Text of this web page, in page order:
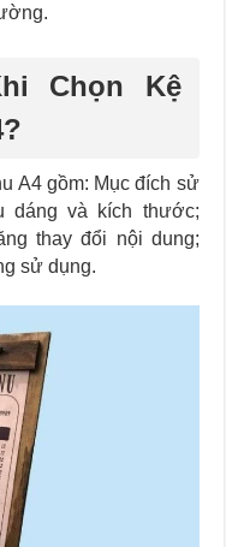
Chọn Kệ
A4 gồm: Mục đích sử
dáng và kích thước;
thay đổi nội dung;
sử dụng.